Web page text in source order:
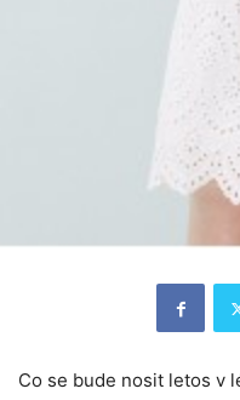
Co se bude nosit letos v